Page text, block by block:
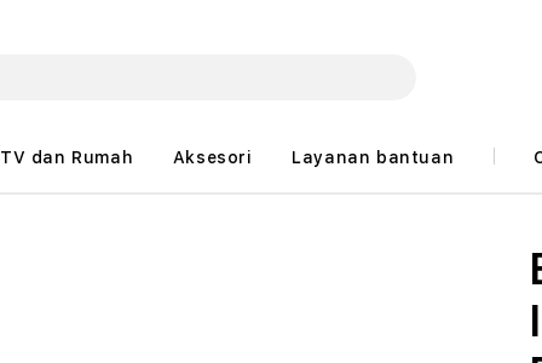
TV dan Rumah Aksesori Layanan bantuan